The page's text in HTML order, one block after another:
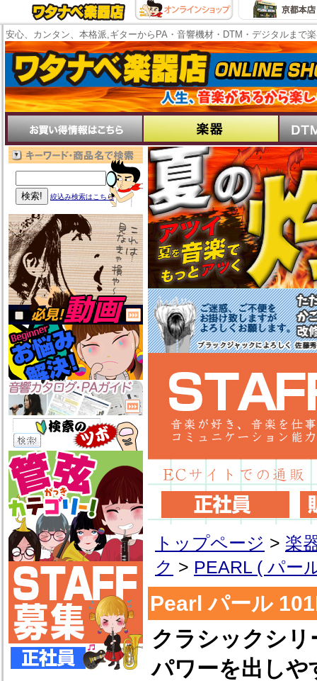
安心、カンタン、本格派,ギターからPA・音響機材・DTM・デジタルまで
絞込み検索はこちら
トップページ > 楽
ク > PEARL ( パー
Pearl パール
クラシックシ
パワーを出しや